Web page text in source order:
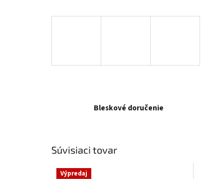
Bleskové doručenie
Súvisiaci tovar
Výpredaj